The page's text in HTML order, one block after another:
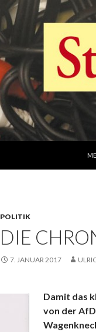
POLITIK
DIE
7. JANUAR 2017
Damit das
von der